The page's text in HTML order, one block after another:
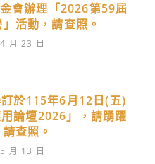
會辦理「2026第59屆
活動，請查照。
月 23 日
於115年6月12日(五)
論壇2026」，請踴躍
查照。
月 13 日